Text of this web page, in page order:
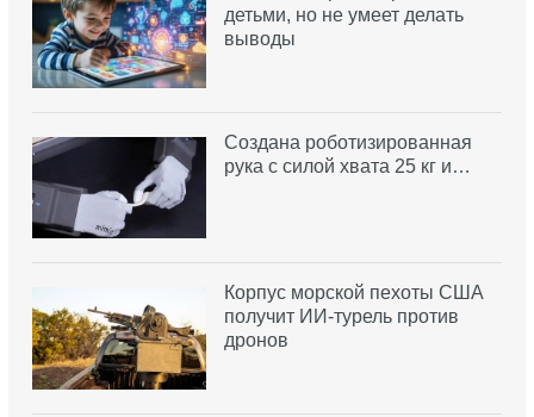
детьми, но не умеет делать
выводы
Создана роботизированная
рука с силой хвата 25 кг и…
Корпус морской пехоты США
получит ИИ-турель против
дронов